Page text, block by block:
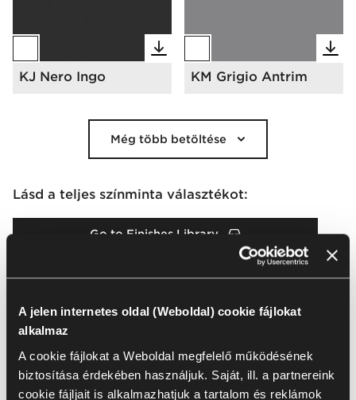
A jelen internetes oldal (Weboldal) cookie fájlokat
alkalmaz
A cookie fájlokat a Weboldal megfelelő működésének
biztosítása érdekében használjuk. Saját, ill. a partnereink
cookie fájljait is alkalmazhatjuk a tartalom és reklámok
KJ Nero Ingo KM Grigio Antrim
Még több betöltése
Lásd a teljes színminta választékot:
Go to Finishes Library
Letöltések
Packshots Arrangement 2D & 3D Brochures &